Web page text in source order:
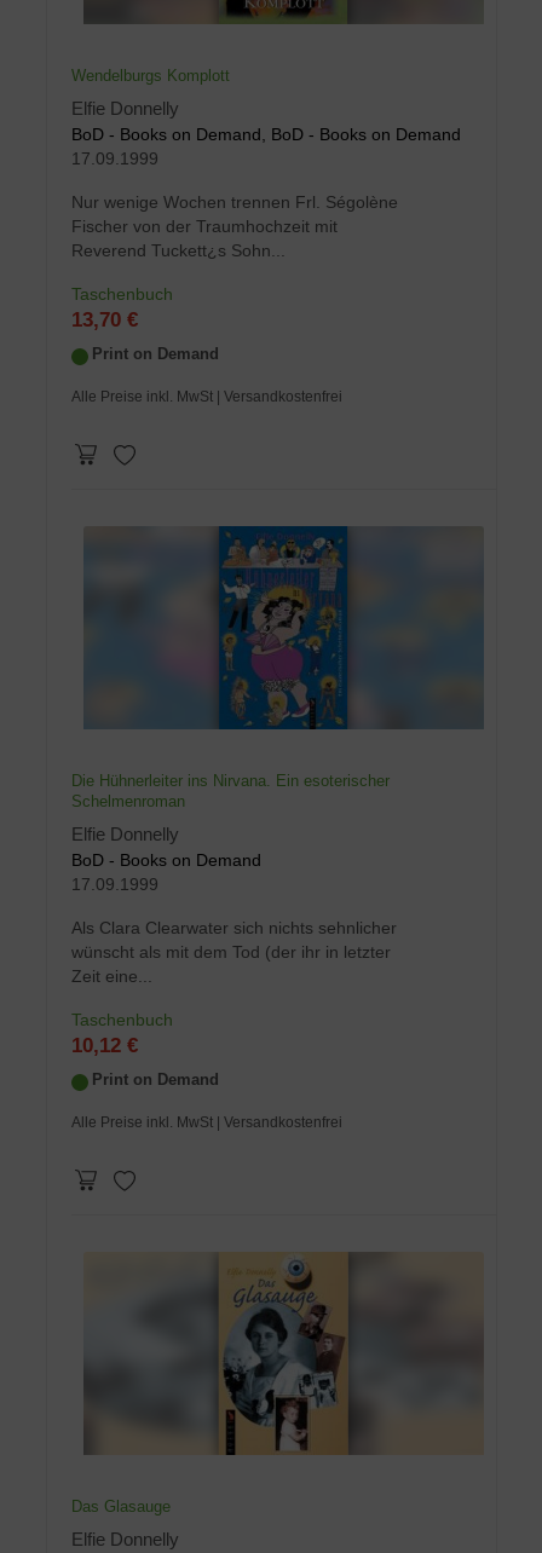
Wendelburgs Komplott
Elfie Donnelly
BoD - Books on Demand, BoD - Books on Demand
17.09.1999
Nur wenige Wochen trennen Frl. Ségolène
Fischer von der Traumhochzeit mit
Reverend Tuckett¿s Sohn...
Taschenbuch
13,70 €
Print on Demand
Alle Preise inkl. MwSt | Versandkostenfrei
Die Hühnerleiter ins Nirvana. Ein esoterischer
Schelmenroman
Elfie Donnelly
BoD - Books on Demand
17.09.1999
Als Clara Clearwater sich nichts sehnlicher
wünscht als mit dem Tod (der ihr in letzter
Zeit eine...
Taschenbuch
10,12 €
Print on Demand
Alle Preise inkl. MwSt | Versandkostenfrei
Das Glasauge
Elfie Donnelly